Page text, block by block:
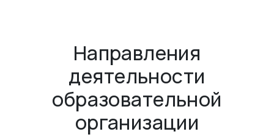
Направления
деятельности
образовательной
организации